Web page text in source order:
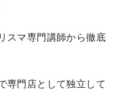
スマ専門講師から徹底
専門店として独立して